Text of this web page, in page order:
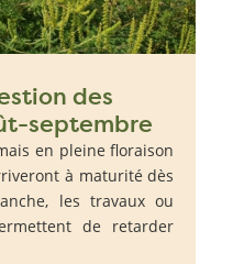
des
septembre
en pleine floraison
à maturité dès
les travaux ou
de retarder